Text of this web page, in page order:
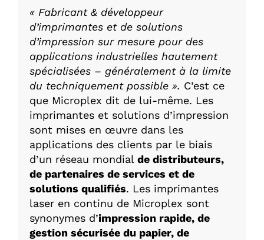
« Fabricant & développeur
d’imprimantes et de solutions
d’impression sur mesure pour des
applications industrielles hautement
spécialisées – généralement à la limite
du techniquement possible ». C’est ce
que Microplex dit de lui-même. Les
imprimantes et solutions d’impression
sont mises en œuvre dans les
applications des clients par le biais
d’un réseau mondial de distributeurs,
de partenaires de services et de
solutions qualifiés. Les imprimantes
laser en continu de Microplex sont
synonymes d’impression rapide, de
gestion sécurisée du papier, de